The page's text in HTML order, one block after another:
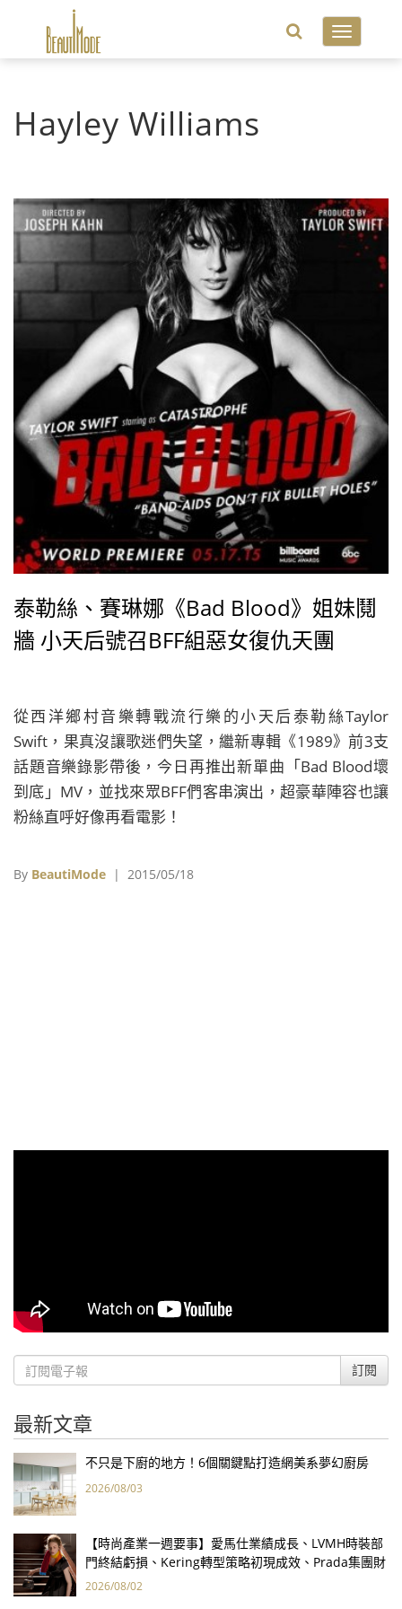
Toggle
Hayley Williams
泰勒絲、賽琳娜《Bad Blood》姐妹鬩
牆 小天后號召BFF組惡女復仇天團
從西洋鄉村音樂轉戰流行樂的小天后泰勒絲Taylor
Swift，果真沒讓歌迷們失望，繼新專輯《1989》前3支
話題音樂錄影帶後，今日再推出新單曲「Bad Blood壞
到底」MV，並找來眾BFF們客串演出，超豪華陣容也讓
粉絲直呼好像再看電影！
By BeautiMode | 2015/05/18
訂閱
最新文章
不只是下廚的地方！6個關鍵點打造網美系夢幻廚房
2026/08/03
【時尚產業一週要事】愛馬仕業績成長、LVMH時裝部
門終結虧損、Kering轉型策略初現成效、Prada集團財
報亮眼
2026/08/02